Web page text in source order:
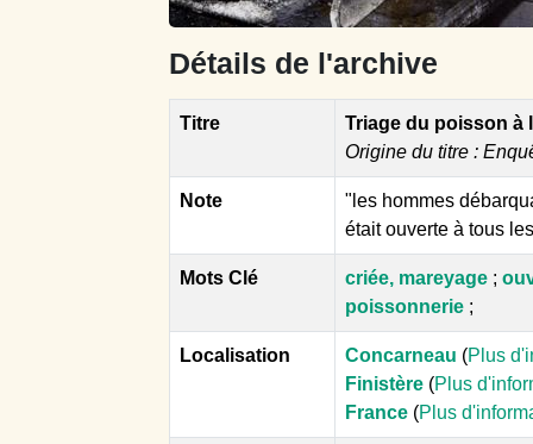
Détails de l'archive
Titre
Triage du poisson à
Origine du titre :
Note
"les hommes
était ouverte à tous
Mots Clé criée, mareyage ;
poissonnerie ;
Localisation Concarneau (Plus
Finistère (Plus
France (Plus